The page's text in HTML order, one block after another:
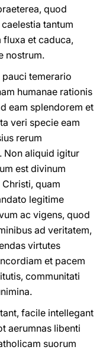
quod
tantum
fluxa et caduca,
nostrum.
temerario
humanae rationis
eam splendorem et
veri specie eam
rerum
Non aliquid igitur
est divinum
quam
legitime
ac vigens, quod
ad veritatem,
virtutes
et pacem
communitati
facile intellegant
aerumnas libenti
suorum